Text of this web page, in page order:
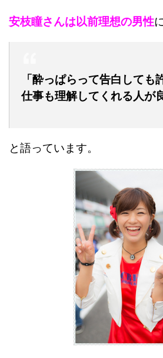
安枝瞳さんは以前理想の男性
「酔っぱらって告白しても
仕事も理解してくれる人が
と語っています。